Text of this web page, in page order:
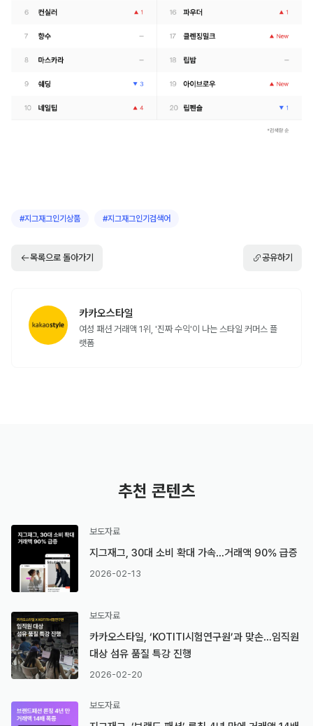
#지그재그인기상품 #지그재그인기검색어
목록으로 돌아가기 공유하기
카카오스타일
여성 패션 거래액 1위, '진짜 수익'이 나는 스타일 커머스 플
랫폼
추천 콘텐츠
보도자료
지그재그, 30대 소비 확대 가속…거래액 90% 급증
2026-02-13
보도자료
카카오스타일, ‘KOTITI시험연구원’과 맞손…임직원
대상 섬유 품질 특강 진행
2026-02-20
보도자료